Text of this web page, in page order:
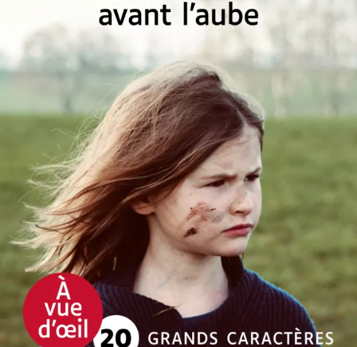
Madelaine avant l’aube
Sandrine Collette
27€